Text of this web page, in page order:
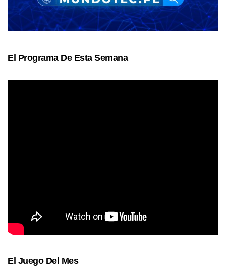
El Programa De Esta Semana
El Juego Del Mes